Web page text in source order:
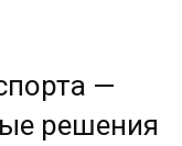
—
решения